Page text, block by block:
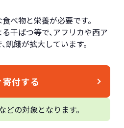
べ物と栄養が必要です。
干ばつ等で、アフリカや西ア
飢餓が拡大しています。
付する
どの対象となります。